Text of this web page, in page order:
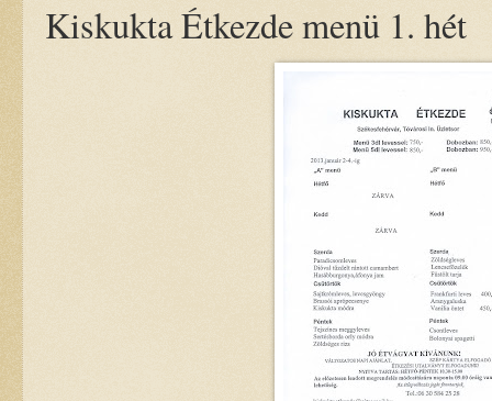
Kiskukta Étkezde menü 1. hét